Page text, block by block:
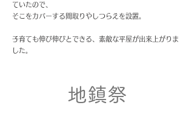
ていたので、​
そこをカバーする間取りやしつらえを設置。
​子育ても伸び伸びとできる、素敵な平屋が出来上がりま
した。
地鎮祭